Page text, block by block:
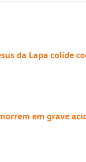
da Lapa colide
em grave